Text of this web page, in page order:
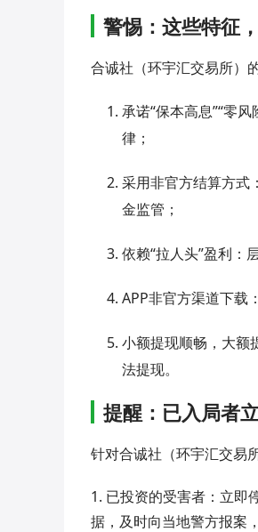
警惕：这些特征
合诚社（环宇汇交易所）
承诺“保本高息”“零
律；
采用非官方结算方式
金监管；
依赖“拉人头”盈利：
APP非官方渠道下载
小额提现顺畅，大额
法提现。
提醒：已入局者
针对合诚社（环宇汇交易
1. 已投资的受害者：立即
据，及时向当地警方报案